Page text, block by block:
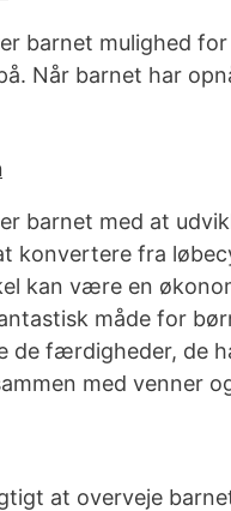
barnet mulighed
Når barnet har
barnet med at
konvertere fra
kan være en
måde for
færdigheder, de
med venner
at overveje